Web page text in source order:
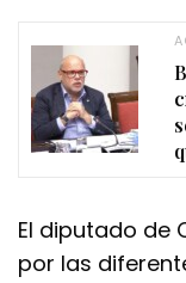
El diputado de
por las